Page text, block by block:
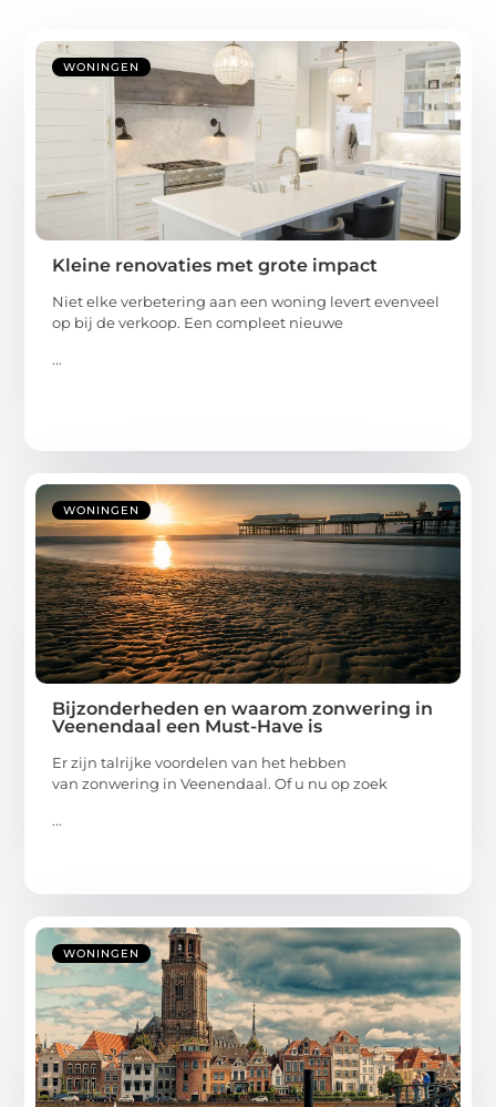
WONINGEN
Kleine renovaties met grote impact
Niet elke verbetering aan een woning levert evenveel
op bij de verkoop. Een compleet nieuwe
...
WONINGEN
Bijzonderheden en waarom zonwering in
Veenendaal een Must-Have is
Er zijn talrijke voordelen van het hebben
van zonwering in Veenendaal. Of u nu op zoek
...
WONINGEN